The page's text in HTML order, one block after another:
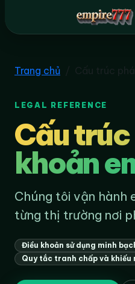
empire777
Trang chủ
LEGAL REFERENCE
Cấu
khoản
Chúng tôi vận hành
từng thị trường nơi
Điều khoản sử dụng minh
Quy tắc tranh chấp và khiếu